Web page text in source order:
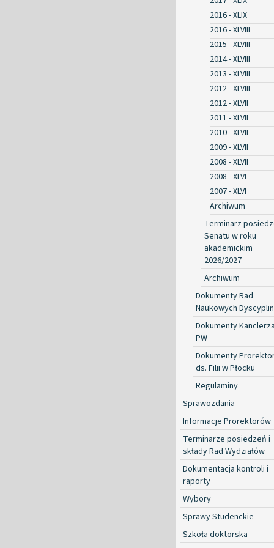
2016 - XLIX
2016 - XLVIII
2015 - XLVIII
2014 - XLVIII
2013 - XLVIII
2012 - XLVIII
2012 - XLVII
2011 - XLVII
2010 - XLVII
2009 - XLVII
2008 - XLVII
2008 - XLVI
2007 - XLVI
Archiwum
Terminarz
Senatu w roku
akademickim
2026/2027
Archiwum
Dokumenty Rad
Naukowych Dyscyplin
Dokumenty
PW
Dokumenty
ds. Filii w Płocku
Regulaminy
Sprawozdania
Informacje Prorektorów
Terminarze posiedzeń i
składy Rad Wydziałów
Dokumentacja kontroli i
raporty
Wybory
Sprawy Studenckie
Szkoła doktorska